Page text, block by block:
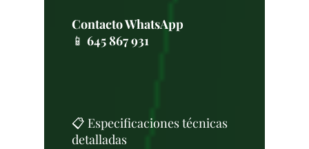
Contacto WhatsApp
📱 645 867 931
📋 Especificaciones técnicas
detalladas